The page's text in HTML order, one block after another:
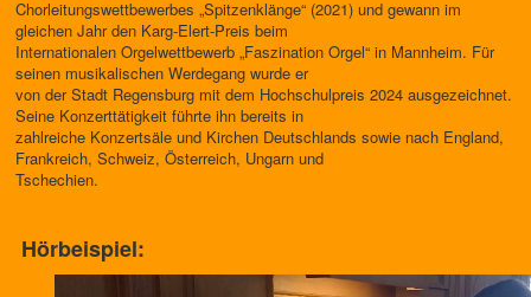
Chorleitungswettbewerbes „Spitzenklänge“ (2021) und gewann im
gleichen Jahr den Karg-Elert-Preis beim
Internationalen Orgelwettbewerb „Faszination Orgel“ in Mannheim. Für
seinen musikalischen Werdegang wurde er
von der Stadt Regensburg mit dem Hochschulpreis 2024 ausgezeichnet.
Seine Konzerttätigkeit führte ihn bereits in
zahlreiche Konzertsäle und Kirchen Deutschlands sowie nach England,
Frankreich, Schweiz, Österreich, Ungarn und
Tschechien.
Hörbeispiel: